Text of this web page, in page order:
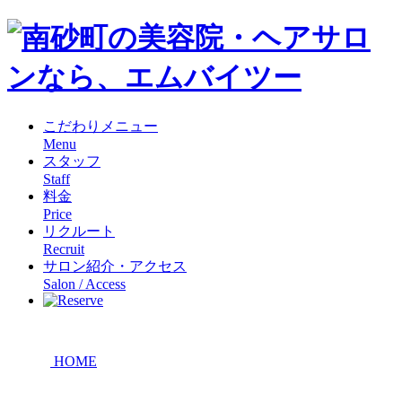
こだわりメニュー
Menu
スタッフ
Staff
料金
Price
リクルート
Recruit
サロン紹介・アクセス
Salon / Access
HOME